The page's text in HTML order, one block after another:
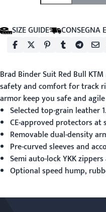
SIZE GUIDE CONSEGNA
Brad Binder Suit Red Bull
safety and comfort for track
armor keep you safe and
Selected top-grain leather
CE-approved protectors at
Removable dual-density
Pre-curved sleeves and
Semi auto-lock YKK
Optional speed hump,